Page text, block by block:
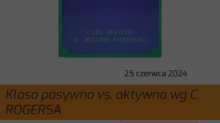
25 czerwca 2024
Klasa pasywna vs. aktywna wg C.
ROGERSA